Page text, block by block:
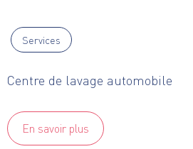
Services
Centre de lavage automobile
En savoir plus